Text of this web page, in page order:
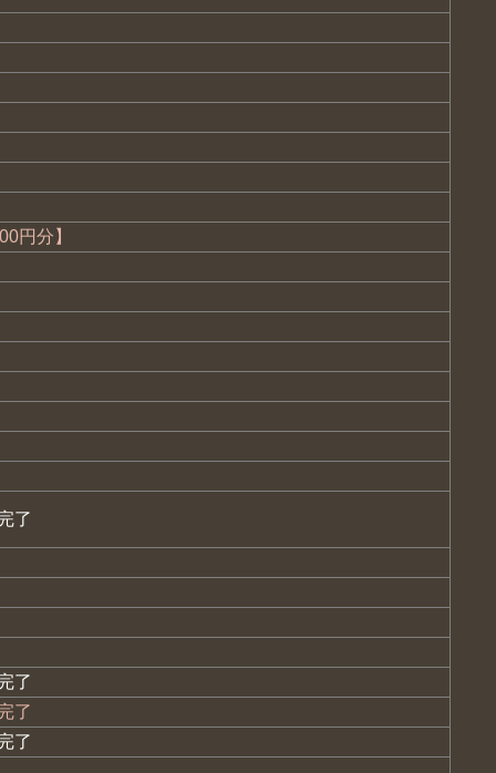
円分】
了
了
了
了